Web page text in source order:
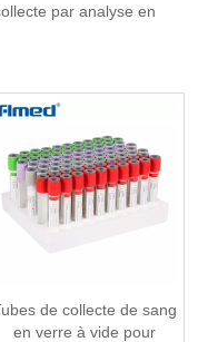
par analyse en
de collecte de sang
en verre à vide pour